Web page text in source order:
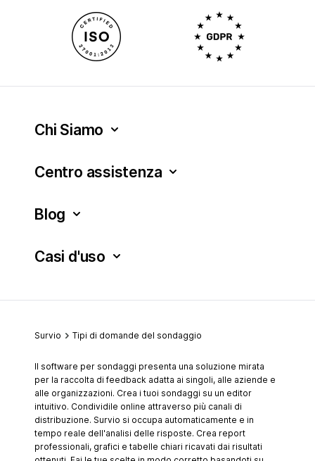
Chi Siamo
Centro assistenza
Blog
Casi d'uso
Survio Tipi di domande del sondaggio
Il software per sondaggi presenta una soluzione mirata
per la raccolta di feedback adatta ai singoli, alle aziende e
alle organizzazioni. Crea i tuoi sondaggi su un editor
intuitivo. Condividile online attraverso più canali di
distribuzione. Survio si occupa automaticamente e in
tempo reale dell'analisi delle risposte. Crea report
professionali, grafici e tabelle chiari ricavati dai risultati